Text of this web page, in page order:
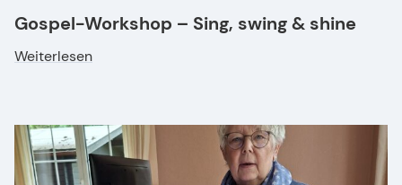
Gospel-Workshop – Sing, swing & shine
Weiterlesen